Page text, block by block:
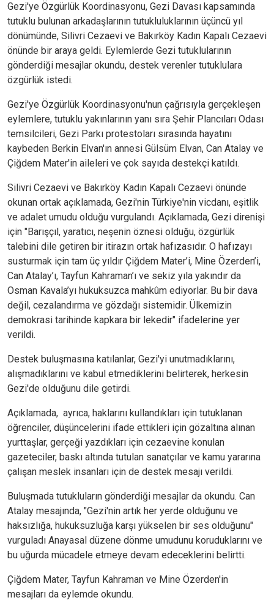
Gezi'ye Özgürlük Koordinasyonu, Gezi Davası kapsamında
tutuklu bulunan arkadaşlarının tutukluluklarının üçüncü yıl
dönümünde, Silivri Cezaevi ve Bakırköy Kadın Kapalı Cezaevi
önünde bir araya geldi. Eylemlerde Gezi tutuklularının
gönderdiği mesajlar okundu, destek verenler tutuklulara
özgürlük istedi.
Gezi'ye Özgürlük Koordinasyonu'nun çağrısıyla gerçekleşen
eylemlere, tutuklu yakınlarının yanı sıra Şehir Plancıları Odası
temsilcileri, Gezi Parkı protestoları sırasında hayatını
kaybeden Berkin Elvan'ın annesi Gülsüm Elvan, Can Atalay ve
Çiğdem Mater'in aileleri ve çok sayıda destekçi katıldı.
Silivri Cezaevi ve Bakırköy Kadın Kapalı Cezaevi önünde
okunan ortak açıklamada, Gezi'nin Türkiye'nin vicdanı, eşitlik
ve adalet umudu olduğu vurgulandı. Açıklamada, Gezi direnişi
için "Barışçıl, yaratıcı, neşenin öznesi olduğu, özgürlük
talebini dile getiren bir itirazın ortak hafızasıdır. O hafızayı
susturmak için tam üç yıldır Çiğdem Mater’i, Mine Özerden’i,
Can Atalay’ı, Tayfun Kahraman’ı ve sekiz yıla yakındır da
Osman Kavala’yı hukuksuzca mahkûm ediyorlar. Bu bir dava
değil, cezalandırma ve gözdağı sistemidir. Ülkemizin
demokrasi tarihinde kapkara bir lekedir" ifadelerine yer
verildi.
Destek buluşmasına katılanlar, Gezi'yi unutmadıklarını,
alışmadıklarını ve kabul etmediklerini belirterek, herkesin
Gezi'de olduğunu dile getirdi.
Açıklamada, ayrıca, haklarını kullandıkları için tutuklanan
öğrenciler, düşüncelerini ifade ettikleri için gözaltına alınan
yurttaşlar, gerçeği yazdıkları için cezaevine konulan
gazeteciler, baskı altında tutulan sanatçılar ve kamu yararına
çalışan meslek insanları için de destek mesajı verildi.
Buluşmada tutukluların gönderdiği mesajlar da okundu. Can
Atalay mesajında, "Gezi'nin artık her yerde olduğunu ve
haksızlığa, hukuksuzluğa karşı yükselen bir ses olduğunu"
vurguladı Anayasal düzene dönme umudunu koruduklarını ve
bu uğurda mücadele etmeye devam edeceklerini belirtti.
Çiğdem Mater, Tayfun Kahraman ve Mine Özerden'in
mesajları da eylemde okundu.